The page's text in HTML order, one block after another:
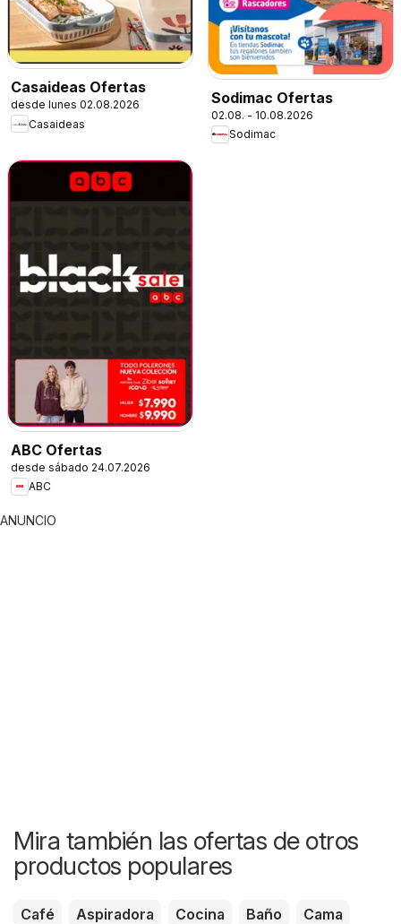
Casaideas Ofertas
desde lunes 02.08.2026
Casaideas
Sodimac Ofertas
02.08. - 10.08.2026
Sodimac
ABC Ofertas
desde sábado 24.07.2026
ABC
ANUNCIO
Mira también las ofertas de otros
productos populares
Café Aspiradora Cocina Baño Cama